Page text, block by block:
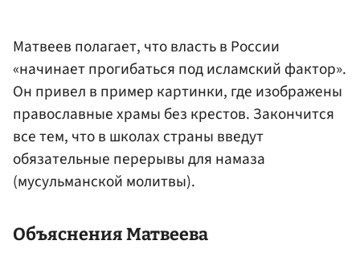
Матвеев полагает, что власть в России
«начинает прогибаться под исламский фактор».
Он привел в пример картинки, где изображены
православные храмы без крестов. Закончится
все тем, что в школах страны введут
обязательные перерывы для намаза
(мусульманской молитвы).
Объяснения Матвеева